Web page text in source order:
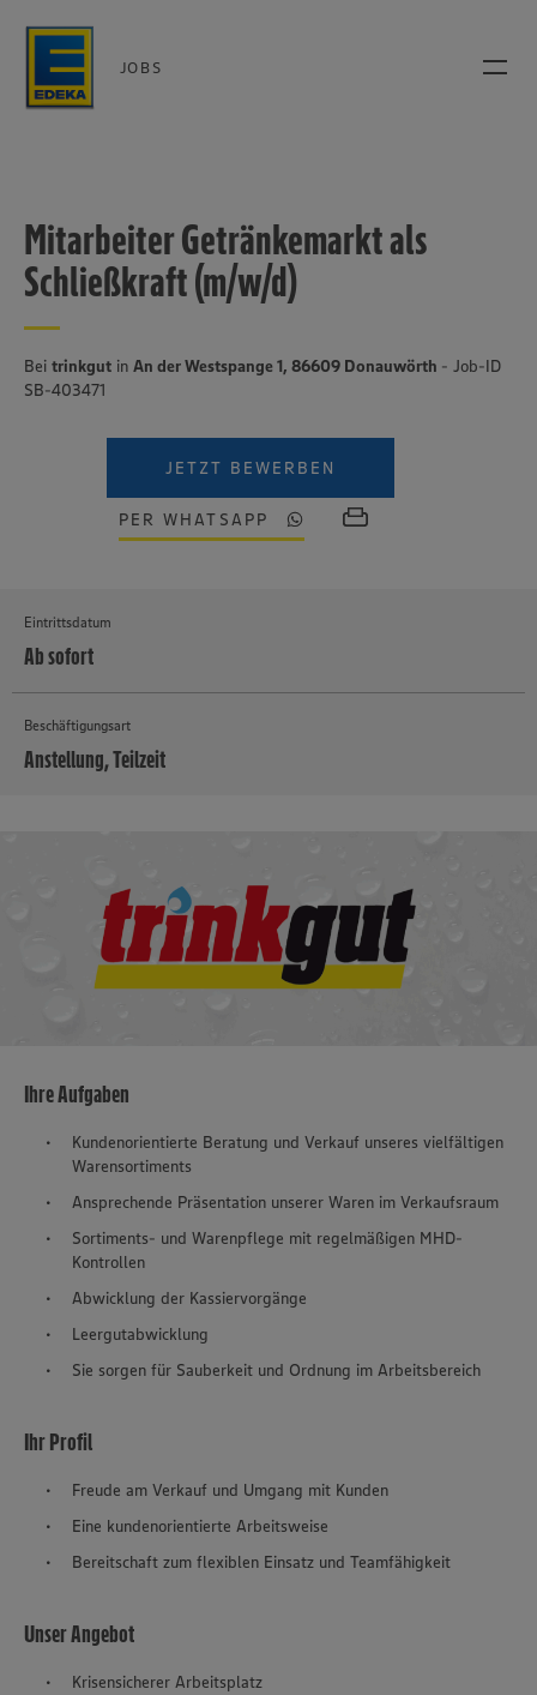
JOBS
Mitarbeiter Getränkemarkt als
Schließkraft (m/w/d)
Bei trinkgut in An der Westspange 1, 86609 Donauwörth - Job-ID
SB-403471
JETZT BEWERBEN
PER WHATSAPP
Eintrittsdatum
Ab sofort
Beschäftigungsart
Anstellung, Teilzeit
Ihre Aufgaben
Kundenorientierte Beratung und Verkauf unseres vielfältigen
Warensortiments
Ansprechende Präsentation unserer Waren im Verkaufsraum
Sortiments- und Warenpflege mit regelmäßigen MHD-
Kontrollen
Abwicklung der Kassiervorgänge
Leergutabwicklung
Sie sorgen für Sauberkeit und Ordnung im Arbeitsbereich
Ihr Profil
Freude am Verkauf und Umgang mit Kunden
Eine kundenorientierte Arbeitsweise
Bereitschaft zum flexiblen Einsatz und Teamfähigkeit
Unser Angebot
Krisensicherer Arbeitsplatz